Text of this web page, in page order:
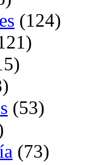
(124)
(53)
(73)